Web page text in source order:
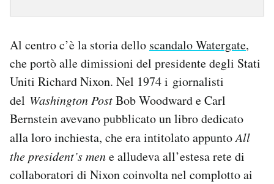
Al centro c’è la storia dello scandalo Watergate,
che portò alle dimissioni del presidente degli Stati
Uniti Richard Nixon. Nel 1974 i giornalisti
del Washington PostBob Woodward e Carl
Bernstein avevano pubblicato un libro dedicato
alla loro inchiesta, che era intitolato appuntoAll
the president’s mene alludeva all’estesa rete di
collaboratori di Nixon coinvolta nel complotto ai